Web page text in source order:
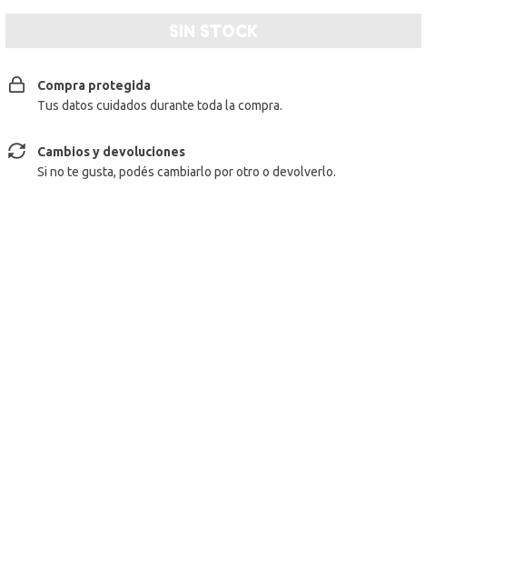
Compra protegida
Tus datos cuidados durante toda la compra.
Cambios y devoluciones
Si no te gusta, podés cambiarlo por otro o devolverlo.